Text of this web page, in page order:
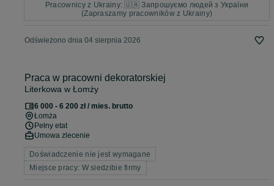
Pracownicy z Ukrainy: 🇺🇦 Запрошуємо людей з України
(Zapraszamy pracowników z Ukrainy)
Odświeżono dnia 04 sierpnia 2026
Praca w pracowni dekoratorskiej
Literkowa w Łomży
6 000 - 6 200 zł / mies. brutto
Łomża
Pełny etat
Umowa zlecenie
Doświadczenie nie jest wymagane
Miejsce pracy: W siedzibie firmy